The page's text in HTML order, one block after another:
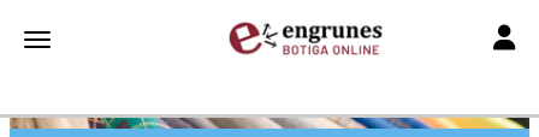
Toggle navigation